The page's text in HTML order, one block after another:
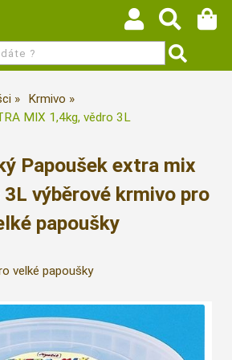
Krmivo
MIX 1,4kg, vědro 3L
Papoušek extra mix
výběrové krmivo pro
papoušky
velké papoušky